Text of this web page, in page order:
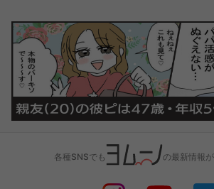
各種SNSでも の最新情報